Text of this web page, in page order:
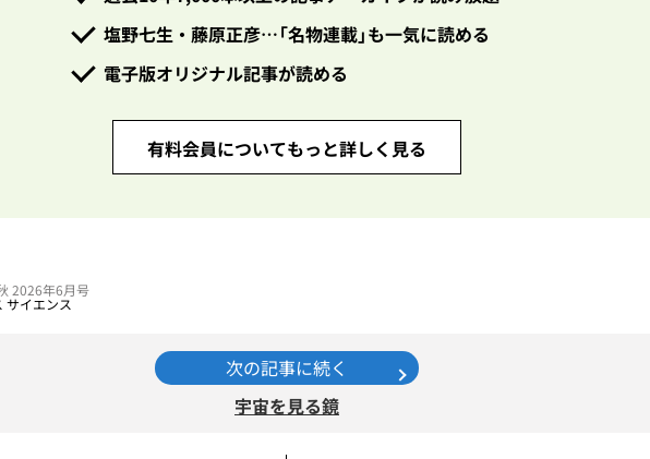
塩野七生・藤原正彦…「名物連載」も一気に読める
電子版オリジナル記事が読める
有料会員についてもっと詳しく見る
2026年6月号
サイエンス
次の記事に続く
宇宙を見る鏡